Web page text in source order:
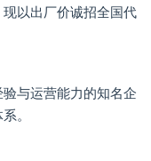
以出厂价诚招全国代
与运营能力的知名企
。